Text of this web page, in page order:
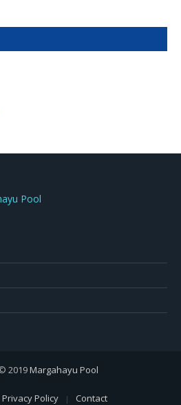
Pool
2019Margahayu Pool
Privacy Policy Contact